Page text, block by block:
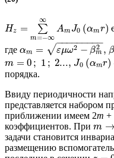
Hz = ∑
m=−∞
∞
Am J0 (αmr)
где αm = εμω2 − β2
m
− −
−−−−−−−
√ ,
m = 0 ; 1 ; 2..., J0 (αmr)
порядка.
Ввиду периодичности
представляется набором
приближении имеем 2m +
коэффициентов. При m →
задачи становится
размещению